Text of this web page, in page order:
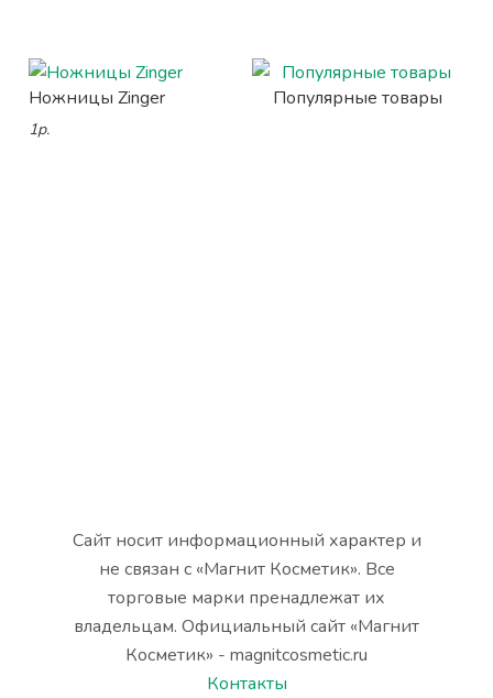
Ножницы Zinger
1р.
Популярные товары
Сайт носит информационный характер и
не связан с «Магнит Косметик». Все
торговые марки пренадлежат их
владельцам. Официальный сайт «Магнит
Косметик» - magnitcosmetic.ru
Контакты